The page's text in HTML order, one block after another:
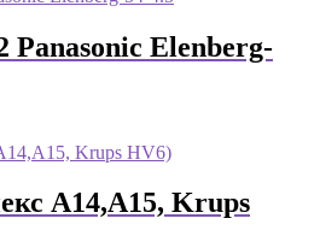
Elenberg-
A14,A15, Krups